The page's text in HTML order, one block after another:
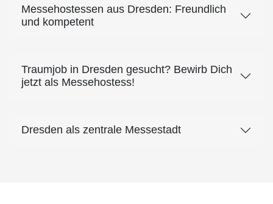
Messehostessen aus Dresden: Freundlich
und kompetent
Traumjob in Dresden gesucht? Bewirb Dich
jetzt als Messehostess!
Dresden als zentrale Messestadt